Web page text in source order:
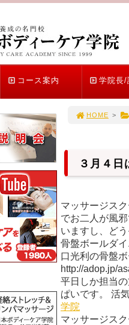
コース案内 学院長/
HOME >
３月４日
マッサージス
でお二人が風
いますし、ど
骨盤ボールダ
口光利の骨盤
http://adop.jp/
平日しか担当
ぱいで
学院
マッサージス